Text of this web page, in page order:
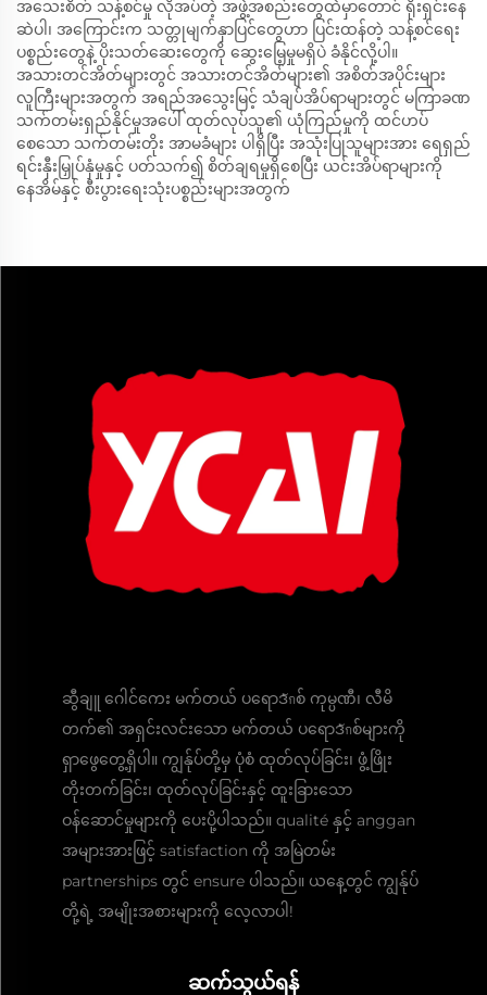
အသေးစိတ် သန့်စင်မှု လိုအပ်တဲ့ အဖွဲ့အစည်းတွေထဲမှာတောင် ရိုးရှင်းနေ
ဆဲပါ၊ အကြောင်းက သတ္တုမျက်နှာပြင်တွေဟာ ပြင်းထန်တဲ့ သန့်စင်ရေး
ပစ္စည်းတွေနဲ့ ပိုးသတ်ဆေးတွေကို ဆွေးမြေ့မှုမရှိပဲ ခံနိုင်လို့ပါ။
အသားတင်အိတ်များတွင် အသားတင်အိတ်များ၏ အစိတ်အပိုင်းများ
လူကြီးများအတွက် အရည်အသွေးမြင့် သံချပ်အိပ်ရာများတွင် မကြာခဏ
သက်တမ်းရှည်နိုင်မှုအပေါ် ထုတ်လုပ်သူ၏ ယုံကြည်မှုကို ထင်ဟပ်
စေသော သက်တမ်းတိုး အာမခံများ ပါရှိပြီး အသုံးပြုသူများအား ရေရှည်
ရင်းနှီးမြှုပ်နှံမှုနှင့် ပတ်သက်၍ စိတ်ချရမှုရှိစေပြီး ယင်းအိပ်ရာများကို
နေအိမ်နှင့် စီးပွားရေးသုံးပစ္စည်းများအတွက်
ဆွီချူ ဂေါင်ကေး မက်တယ် ပရောဒักစ် ကုမ္ပဏီ၊ လီမိ
တက်၏ အရှင်းလင်းသော မက်တယ် ပရောဒักစ်များကို
ရှာဖွေတွေ့ရှိပါ။ ကျွန်ုပ်တို့မှ ပုံစံ ထုတ်လုပ်ခြင်း၊ ဖွံ့ဖြိုး
တိုးတက်ခြင်း၊ ထုတ်လုပ်ခြင်းနှင့် ထူးခြားသော
ဝန်ဆောင်မှုများကို ပေးပို့ပါသည်။ qualité နှင့် anggan
အများအားဖြင့် satisfaction ကို အမြဲတမ်း
partnerships တွင် ensure ပါသည်။ ယနေ့တွင် ကျွန်ုပ်
တို့ရဲ့ အမျိုးအစားများကို လေ့လာပါ!
ဆက်သွယ်ရန်